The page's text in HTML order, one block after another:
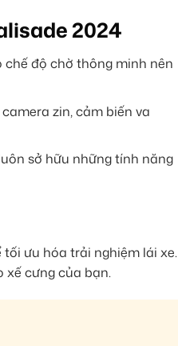
2024
độ chờ thông minh nên
zin, cảm biến va
sở hữu những tính năng
ưu hóa trải nghiệm lái xe.
xế cưng của bạn.